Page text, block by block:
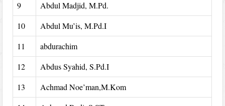
9
Abdul Madjid, M.Pd.
10
Abdul Mu’is, M.Pd.I
11
abdurachim
12
Abdus Syahid, S.Pd.I
13
Achmad Noe’man,M.Kom